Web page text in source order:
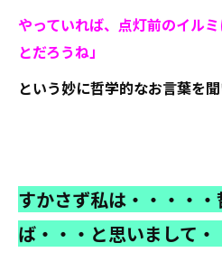
やっていれば、点灯前のイル
とだろうね」
という妙に哲学的なお言葉を聞
すかさず私は・・・・
ば・・・と思いまして・